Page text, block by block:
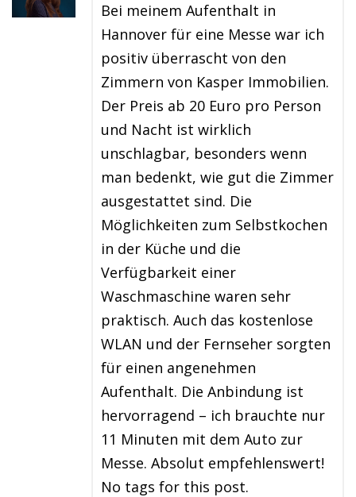
Bei meinem Aufenthalt in
Hannover für eine Messe war ich
positiv überrascht von den
Zimmern von Kasper Immobilien.
Der Preis ab 20 Euro pro Person
und Nacht ist wirklich
unschlagbar, besonders wenn
man bedenkt, wie gut die Zimmer
ausgestattet sind. Die
Möglichkeiten zum Selbstkochen
in der Küche und die
Verfügbarkeit einer
Waschmaschine waren sehr
praktisch. Auch das kostenlose
WLAN und der Fernseher sorgten
für einen angenehmen
Aufenthalt. Die Anbindung ist
hervorragend – ich brauchte nur
11 Minuten mit dem Auto zur
Messe. Absolut empfehlenswert!
No tags for this post.